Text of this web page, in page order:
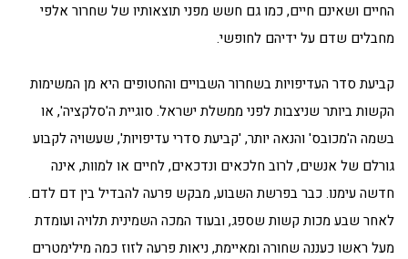
החיים ושאינם חיים, כמו גם חשש מפני תוצאותיו של שחרור אלפי
מחבלים שדם על ידיהם לחופשי.
קביעת סדר העדיפויות בשחרור השבויים והחטופים היא מן המשימות
הקשות ביותר שניצבות לפני ממשלת ישראל. סוגיית ה'סלקציה', או
בשמה ה'מכובס' והנאה יותר, 'קביעת סדרי עדיפויות', שעשויה לקבוע
גורלם של אנשים, לרוב חלכאים ונדכאים, לחיים או למוות, אינה
חדשה עימנו. כבר בפרשת השבוע, מבקש פרעה להבדיל בין דם לדם.
לאחר שבע מכות קשות שספג, ובעוד המכה השמינית תלויה ועומדת
מעל ראשו כעננה שחורה ומאיימת, ניאות פרעה לזוז כמה מילימטרים